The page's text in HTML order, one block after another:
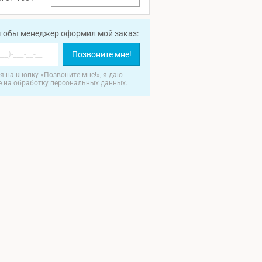
менеджер оформил мой заказ:
Позвоните мне!
на кнопку «Позвоните мне!», я даю
на обработку персональных данных.